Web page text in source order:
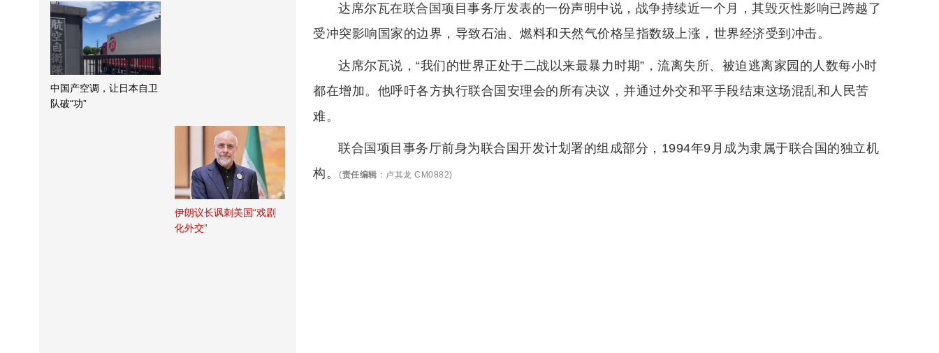
中国产空调，让日本自卫
队破“功”
伊朗议长讽刺美国“戏剧
化外交”
达席尔瓦在联合国项目事务厅发表的一份声明中说，战争持续近一个月，其毁灭性影响已跨越了
受冲突影响国家的边界，导致石油、燃料和天然气价格呈指数级上涨，世界经济受到冲击。
达席尔瓦说，“我们的世界正处于二战以来最暴力时期”，流离失所、被迫逃离家园的人数每小时
都在增加。他呼吁各方执行联合国安理会的所有决议，并通过外交和平手段结束这场混乱和人民苦
难。
联合国项目事务厅前身为联合国开发计划署的组成部分，1994年9月成为隶属于联合国的独立机
构。
(责任编辑 ： 卢其龙 CM0882)